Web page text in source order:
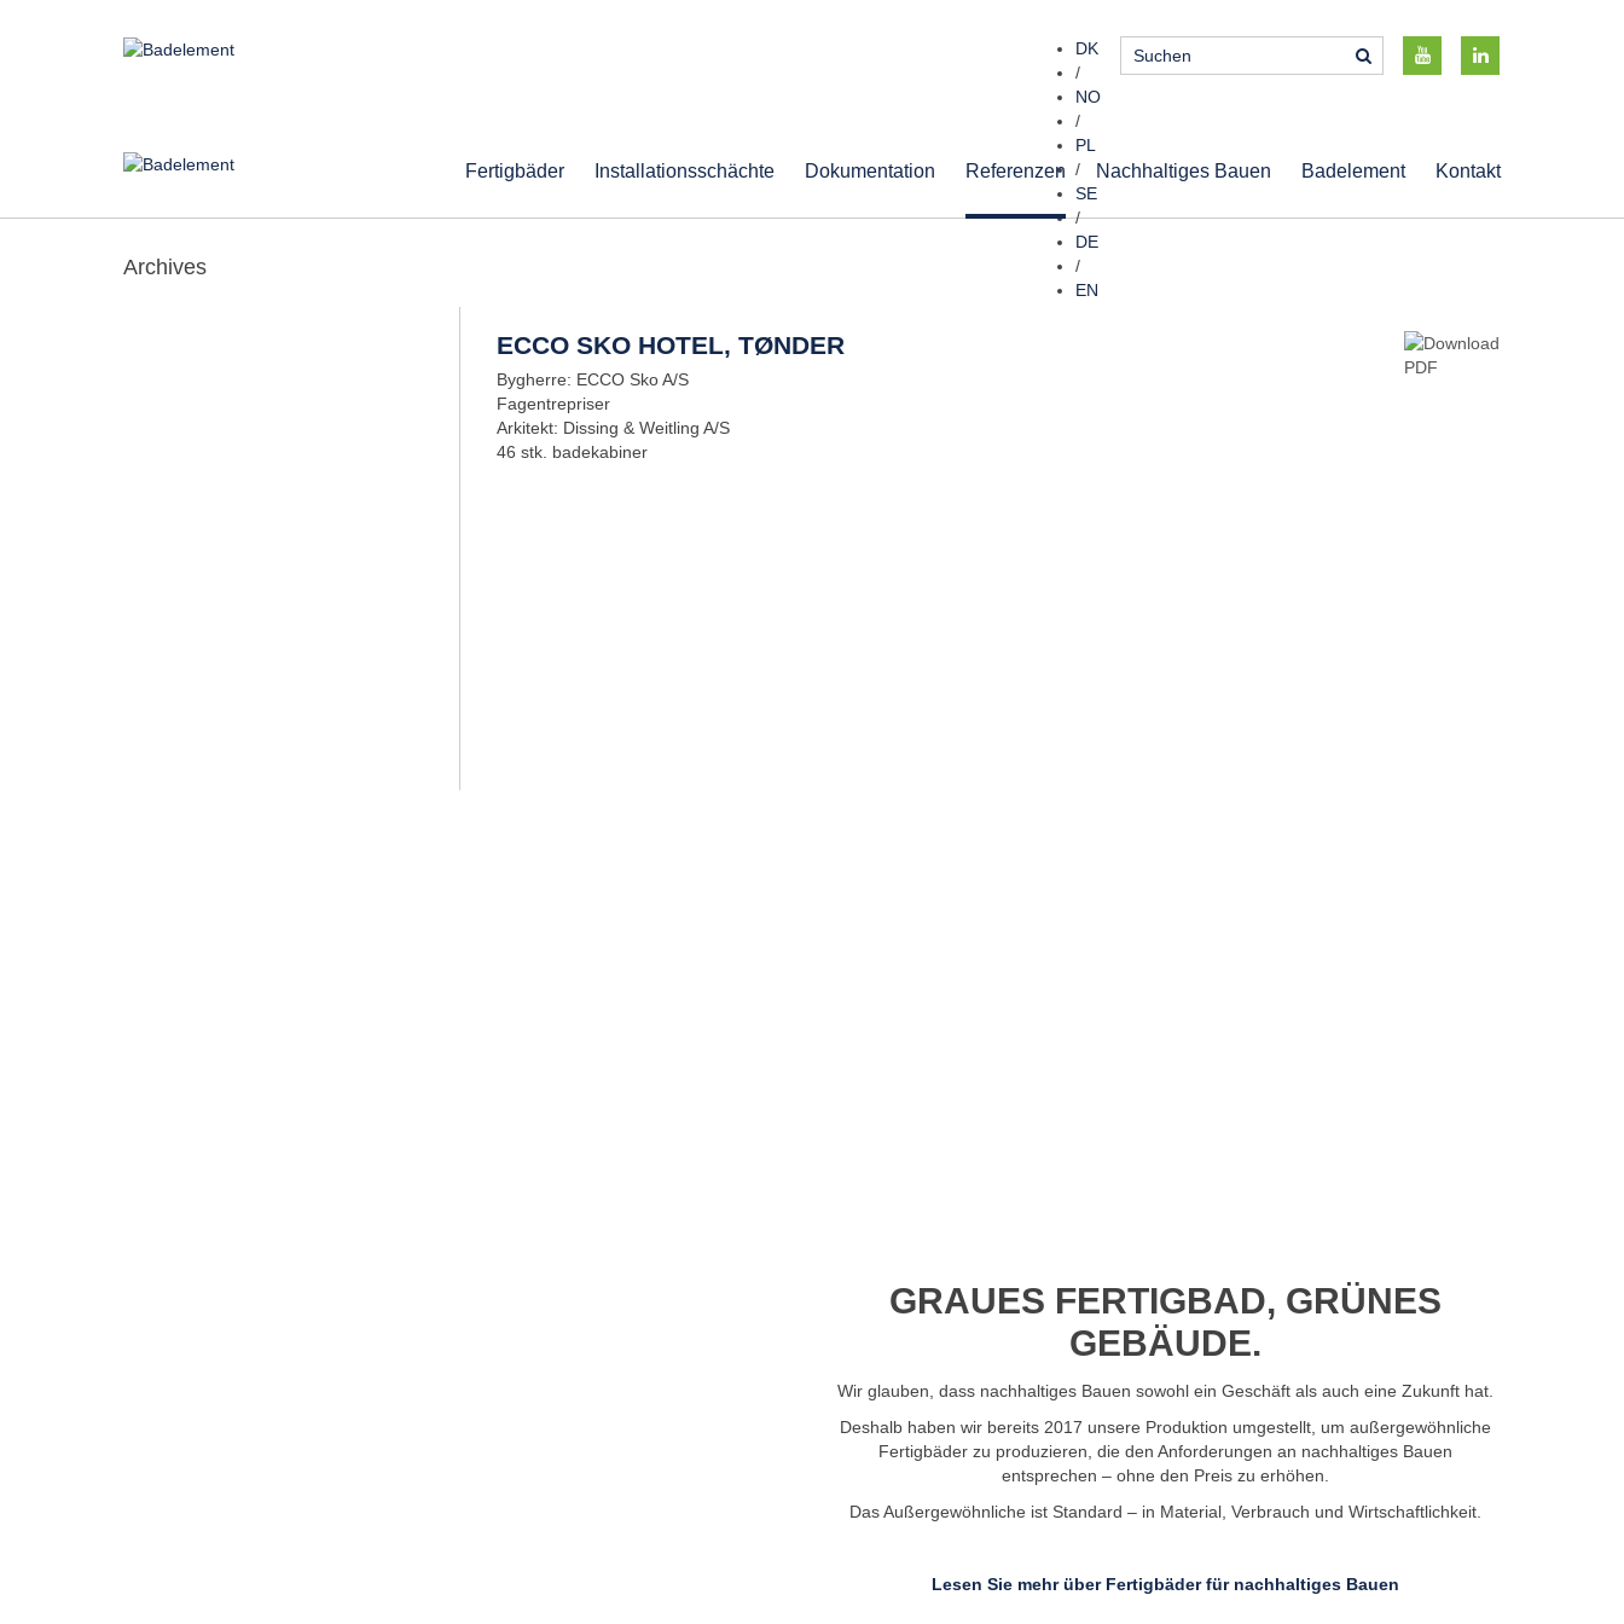
DK
/
NO
/
PL
/
SE
/
DE
/
EN
Fertigbäder Installationsschächte Dokumentation Referenzen Nachhaltiges Bauen Badelement Kontakt
Archives
ECCO SKO HOTEL, TØNDER
Bygherre: ECCO Sko A/S
Fagentrepriser
Arkitekt: Dissing & Weitling A/S
46 stk. badekabiner
GRAUES FERTIGBAD, GRÜNES
GEBÄUDE.
Wir glauben, dass nachhaltiges Bauen sowohl ein Geschäft als auch eine Zukunft hat.
Deshalb haben wir bereits 2017 unsere Produktion umgestellt, um außergewöhnliche
Fertigbäder zu produzieren, die den Anforderungen an nachhaltiges Bauen
entsprechen – ohne den Preis zu erhöhen.
Das Außergewöhnliche ist Standard – in Material, Verbrauch und Wirtschaftlichkeit.
Lesen Sie mehr über Fertigbäder für nachhaltiges Bauen